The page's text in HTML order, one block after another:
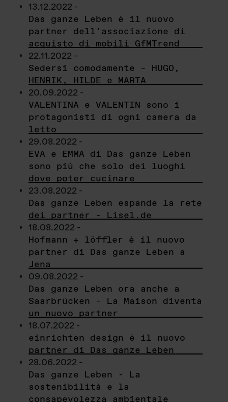
13.12.2022 -
Das ganze Leben è il nuovo
partner dell’associazione di
acquisto di mobili GfMTrend
22.11.2022 -
Sedersi comodamente – HUGO,
HENRIK, HILDE e MARTA
20.09.2022 -
VALENTINA e VALENTIN sono i
protagonisti di ogni camera da
letto
29.08.2022 -
EVA e EMMA di Das ganze Leben
sono più che solo dei luoghi
dove poter cucinare
23.08.2022 -
Das ganze Leben espande la rete
dei partner - Lisel.de
18.08.2022 -
Hofmann + löffler è il nuovo
partner di Das ganze Leben a
Jena
09.08.2022 -
Das ganze Leben ora anche a
Saarbrücken - La Maison diventa
un nuovo partner
18.07.2022 -
einrichten design è il nuovo
partner di Das ganze Leben
28.06.2022 -
Das ganze Leben - La
sostenibilità e la
consapevolezza ambientale